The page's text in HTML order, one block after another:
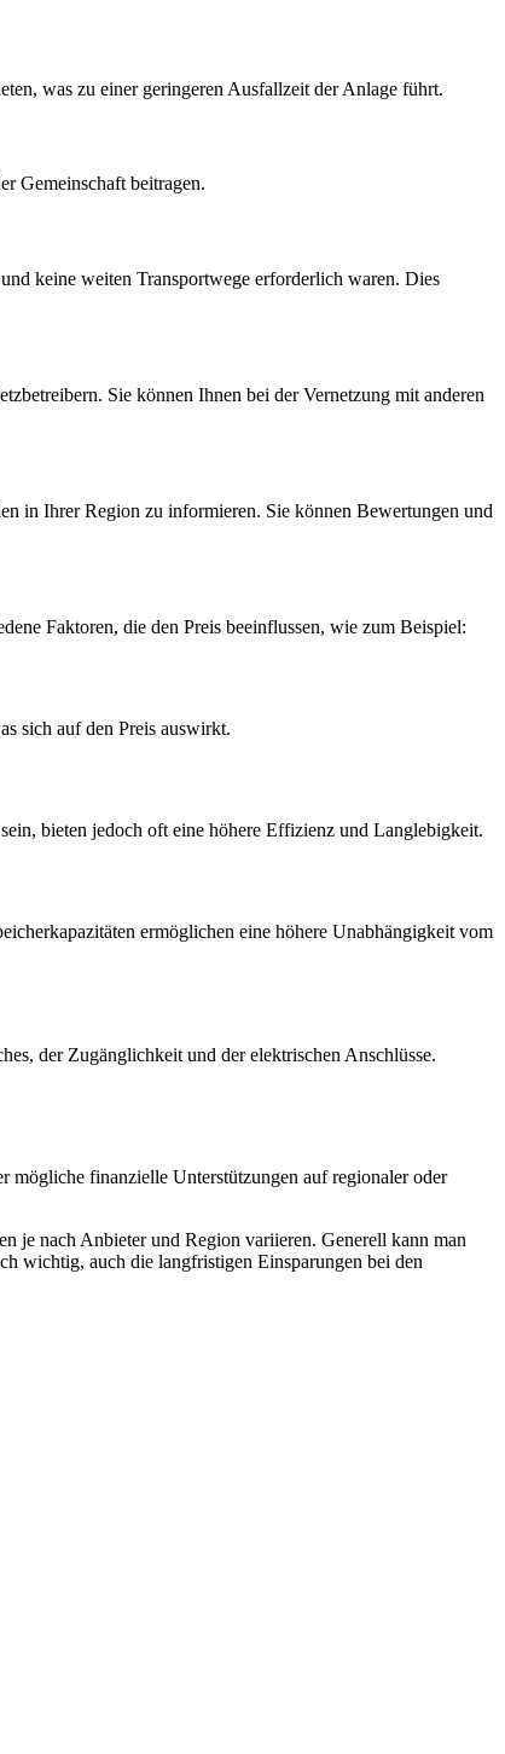
was zu einer geringeren Ausfallzeit der Anlage führt.
Gemeinschaft beitragen.
keine weiten Transportwege erforderlich waren. Dies
Sie können Ihnen bei der Vernetzung mit anderen
in Ihrer Region zu informieren. Sie können Bewertungen und
Faktoren, die den Preis beeinflussen, wie zum Beispiel:
sich auf den Preis auswirkt.
bieten jedoch oft eine höhere Effizienz und Langlebigkeit.
ermöglichen eine höhere Unabhängigkeit vom
der Zugänglichkeit und der elektrischen Anschlüsse.
mögliche finanzielle Unterstützungen auf regionaler oder
je nach Anbieter und Region variieren. Generell kann man
wichtig, auch die langfristigen Einsparungen bei den